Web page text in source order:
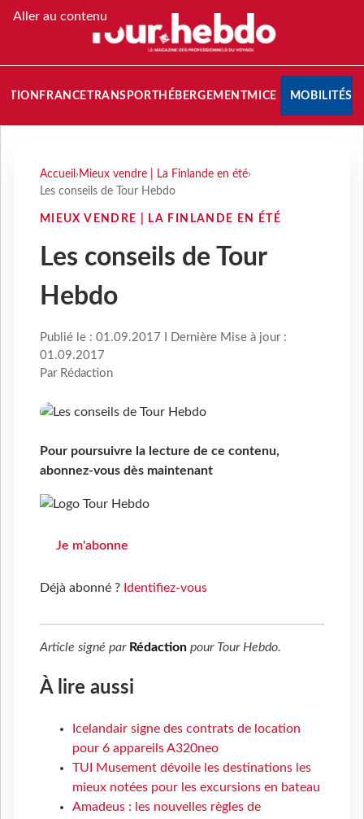
Aller au contenu
FRANCETRANSPORT HÉBERGEMENTMICE MOBILITÉS
Accueil › Mieux vendre | La Finlande en été›
Les conseils de Tour Hebdo
MIEUX VENDRE | LA FINLANDE EN ÉTÉ
Les conseils de Tour
Hebdo
Publié le : 01.09.2017 I Dernière Mise à jour :
01.09.2017
Par Rédaction
Pour poursuivre la lecture de ce contenu,
abonnez-vous dès maintenant
Je m'abonne
Déjà abonné ? Identifiez-vous
Article signé par Rédaction pour Tour Hebdo.
À lire aussi
Icelandair signe des contrats de location
pour 6 appareils A320neo
TUI Musement dévoile les destinations les
mieux notées pour les excursions en bateau
Amadeus : les nouvelles règles de